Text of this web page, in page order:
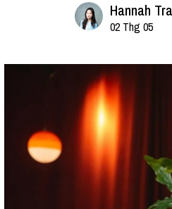
Hannah
02 Thg 05